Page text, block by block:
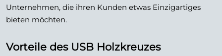
Unternehmen, die ihren Kunden etwas Einzigartiges
bieten möchten.
Vorteile des USB Holzkreuzes